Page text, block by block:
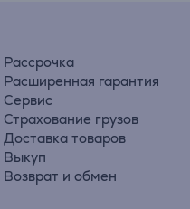
Рассрочка
Расширенная гарантия
Сервис
Страхование грузов
Доставка товаров
Выкуп
Возврат и обмен